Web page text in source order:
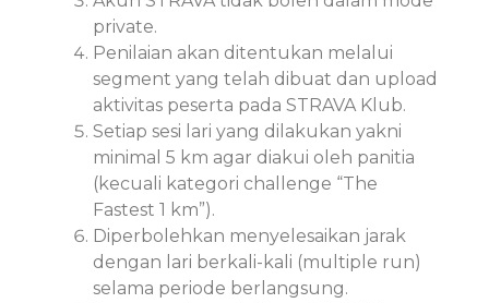
private.
Penilaian akan ditentukan melalui
segment yang telah dibuat dan upload
aktivitas peserta pada STRAVA Klub.
Setiap sesi lari yang dilakukan yakni
minimal 5 km agar diakui oleh panitia
(kecuali kategori challenge “The
Fastest 1 km”).
Diperbolehkan menyelesaikan jarak
dengan lari berkali-kali (multiple run)
selama periode berlangsung.